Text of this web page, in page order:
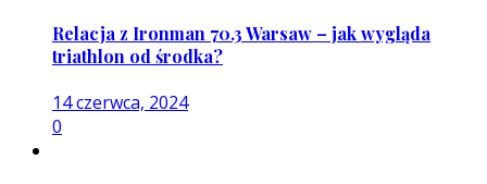
Relacja z Ironman 70.3 Warsaw – jak wygląda
triathlon od środka?
14 czerwca, 2024
0